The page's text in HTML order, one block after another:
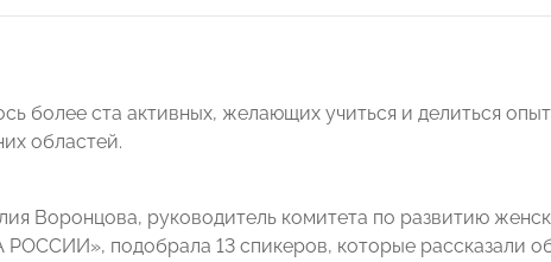
более ста активных, желающих учиться и делиться
областей.
Воронцова, руководитель комитета по развитию
подобрала 13 спикеров, которые рассказали